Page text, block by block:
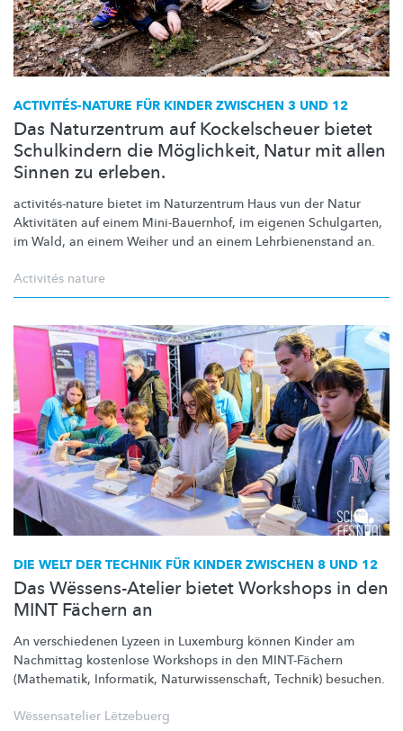
ACTIVITÉS-NATURE FÜR KINDER ZWISCHEN 3 UND 12
Das Naturzentrum auf Kockelscheuer bietet
Schulkindern die Möglichkeit, Natur mit allen
Sinnen zu erleben.
activités-nature bietet im Naturzentrum Haus vun der Natur
Aktivitäten auf einem Mini-Bauernhof, im eigenen Schulgarten,
im Wald, an einem Weiher und an einem Lehrbienenstand an.
Activités nature
DIE WELT DER TECHNIK FÜR KINDER ZWISCHEN 8 UND 12
Das Wëssens-Atelier bietet Workshops in den
MINT Fächern an
An verschiedenen Lyzeen in Luxemburg können Kinder am
Nachmittag kostenlose Workshops in den MINT-Fächern
(Mathematik, Informatik, Naturwissenschaft, Technik) besuchen.
Wëssensatelier Lëtzebuerg